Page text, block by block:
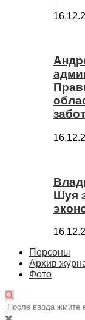
Шуя
Персоны
Архив
Фото